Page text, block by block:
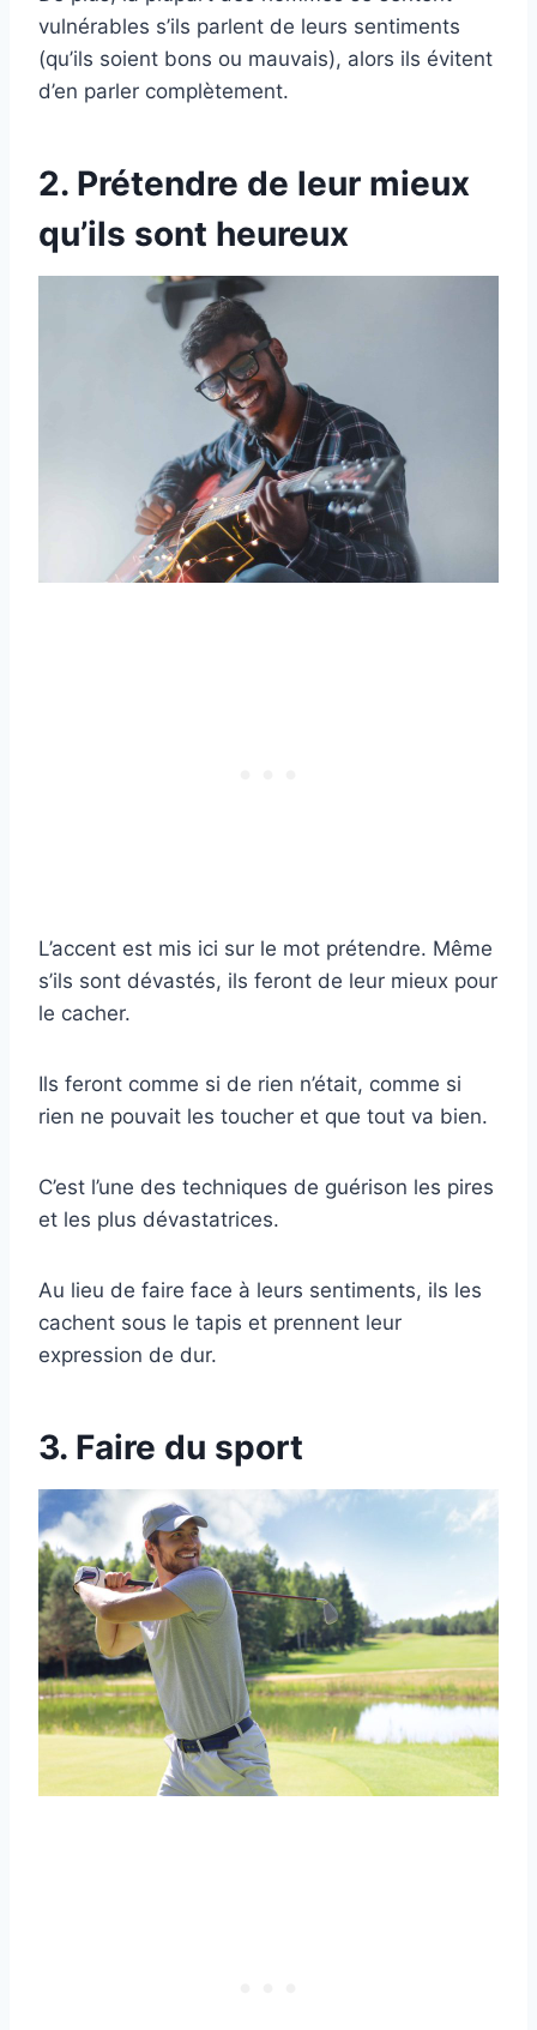
vulnérables s’ils parlent de leurs sentiments
(qu’ils soient bons ou mauvais), alors ils évitent
d’en parler complètement.
2. Prétendre de leur mieux
qu’ils sont heureux
L’accent est mis ici sur le mot prétendre. Même
s’ils sont dévastés, ils feront de leur mieux pour
le cacher.
Ils feront comme si de rien n’était, comme si
rien ne pouvait les toucher et que tout va bien.
C’est l’une des techniques de guérison les pires
et les plus dévastatrices.
Au lieu de faire face à leurs sentiments, ils les
cachent sous le tapis et prennent leur
expression de dur.
3. Faire du sport